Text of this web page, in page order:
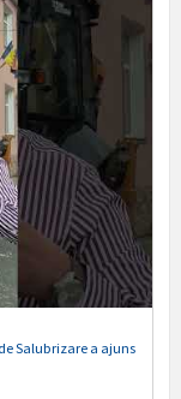
Salubrizare a ajuns